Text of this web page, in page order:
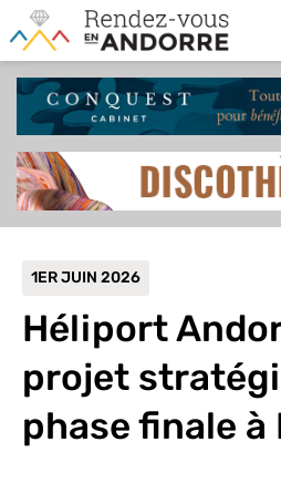
1ER JUIN 2026
Héliport
projet
phase finale à